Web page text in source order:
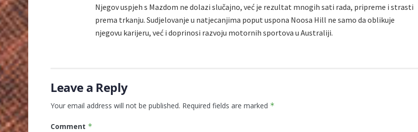
Njegov uspjeh s Mazdom ne dolazi slučajno, već je rezultat mnogih sati rada, pripreme i strasti
prema trkanju. Sudjelovanje u natjecanjima poput uspona Noosa Hill ne samo da oblikuje
njegovu karijeru, već i doprinosi razvoju motornih sportova u Australiji.
Leave a Reply
Your email address will not be published. Required fields are marked *
Comment *